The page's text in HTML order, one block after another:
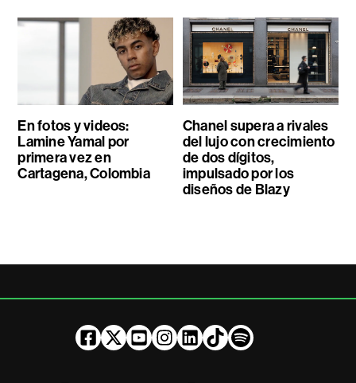
En fotos y videos:
Lamine Yamal por
primera vez en
Cartagena, Colombia
Chanel supera a rivales
del lujo con crecimiento
de dos dígitos,
impulsado por los
diseños de Blazy